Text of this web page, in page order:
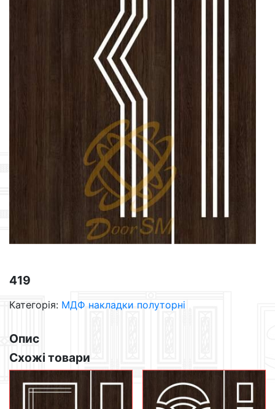
419
Категорія: МДФ накладки полуторні
Опис
Схожі товари